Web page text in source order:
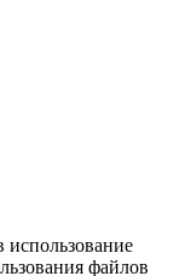
файлов